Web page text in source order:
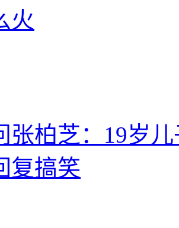
火
张柏芝：19岁
复搞笑